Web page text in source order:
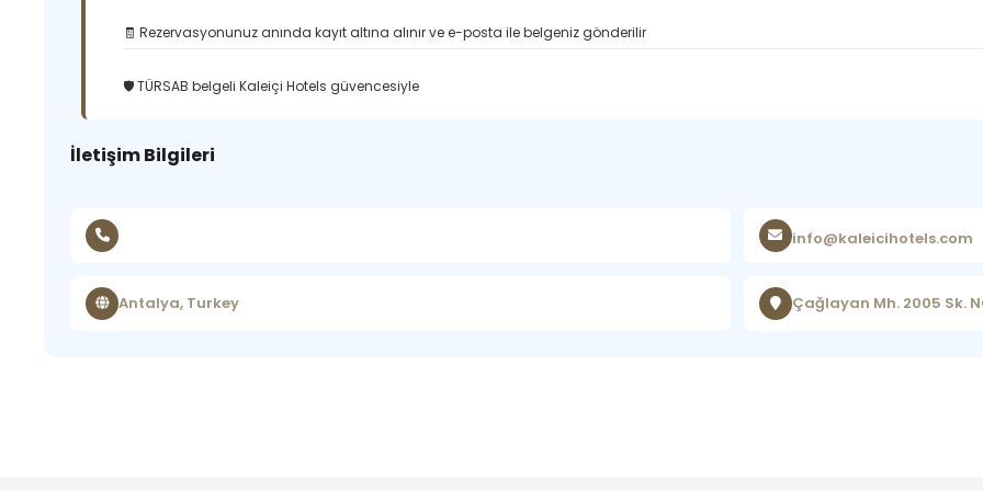
🧾 Rezervasyonunuz anında kayıt altına alınır ve e-posta ile belgeniz gönderilir
🛡️ TÜRSAB belgeli Kaleiçi Hotels güvencesiyle
İletişim Bilgileri
info@kaleicihotels.com
Antalya, Turkey Çağlayan Mh. 2005 Sk.